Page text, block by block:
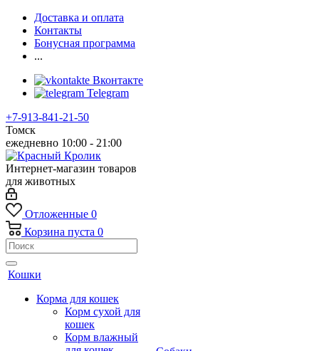
Доставка и оплата
Контакты
Бонусная программа
...
Вконтакте
Telegram
+7-913-841-21-50
Томск
ежедневно 10:00 - 21:00
Интернет-магазин товаров
для животных
Отложенные 0
Корзина пуста 0
Кошки
Корма для кошек
Корм сухой для
кошек
Корм влажный